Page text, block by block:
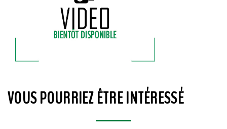
VOUS POURRIEZ ÊTRE INTÉRESSÉ